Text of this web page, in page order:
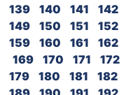
139
140 141 142
149
150 151 152
159
160 161 162
169
170 171 172
179
180 181 182